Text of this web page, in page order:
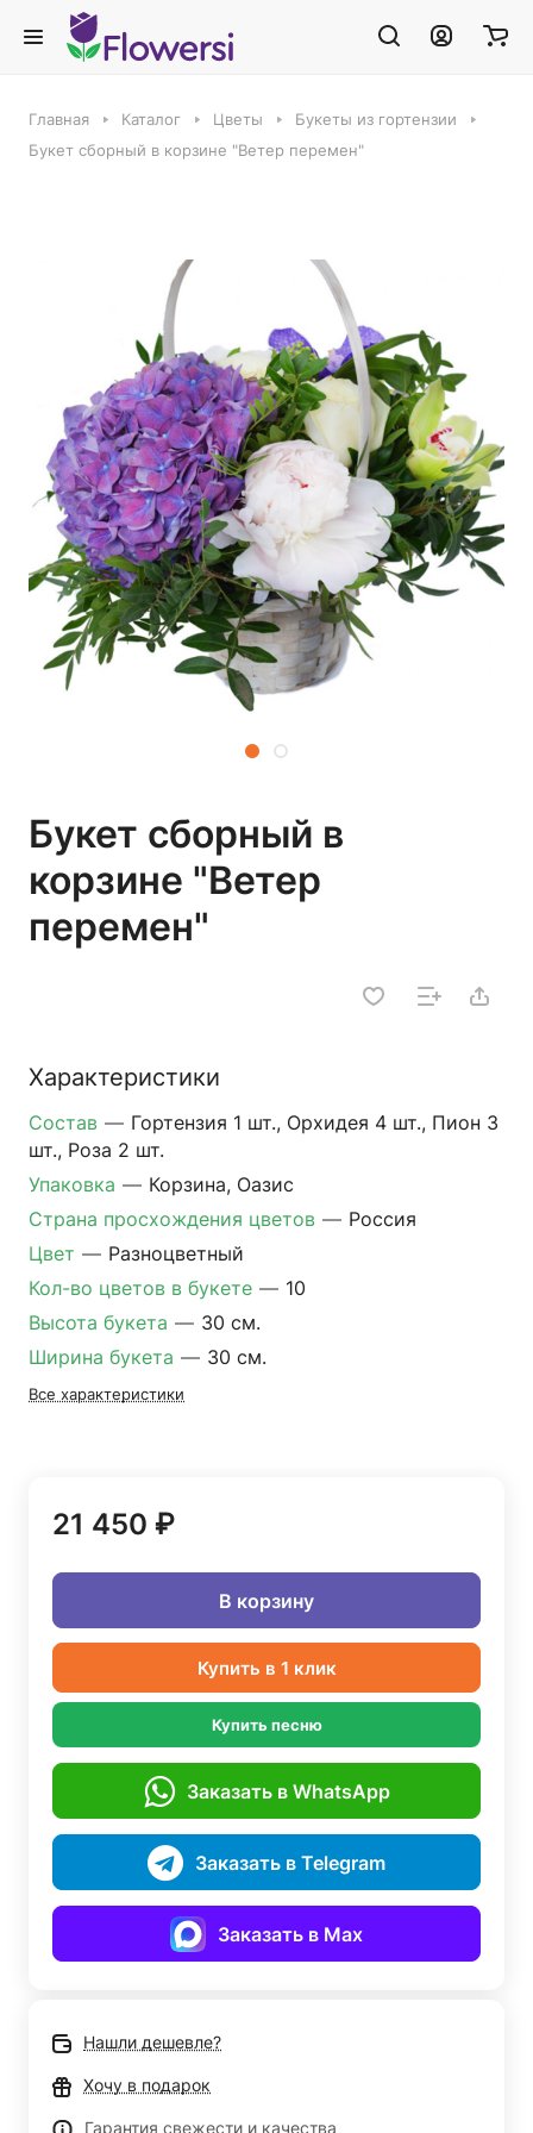
Главная Каталог Цветы
Букеты из гортензии
Букет сборный в корзине "Ветер перемен"
Букет сборный в
корзине "Ветер
перемен"
Характеристики
Состав — Гортензия 1 шт., Орхидея 4 шт., Пион 3
шт., Роза 2 шт.
Упаковка — Корзина, Оазис
Страна просхождения цветов — Россия
Цвет — Разноцветный
Кол-во цветов в букете — 10
Высота букета — 30 см.
Ширина букета — 30 см.
Все характеристики
21 450 ₽
В корзину
Купить в 1 клик
Купить песню
Заказать в WhatsApp
Заказать в Telegram
Заказать в Max
Нашли дешевле?
Хочу в подарок
Гарантия свежести и качества